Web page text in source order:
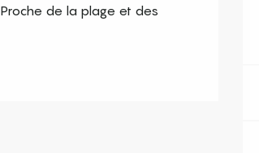
de la plage et des